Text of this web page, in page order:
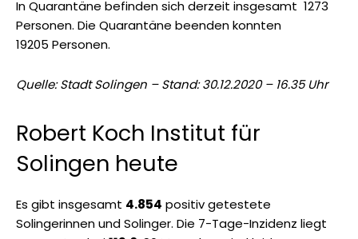
In Quarantäne befinden sich derzeit insgesamt 1273
Personen. Die Quarantäne beenden konnten
19205 Personen.
Quelle: Stadt Solingen – Stand: 30.12.2020 – 16.35 Uhr
Robert Koch Institut für
Solingen heute
Es gibt insgesamt 4.854 positiv getestete
Solingerinnen und Solinger. Die 7-Tage-Inzidenz liegt